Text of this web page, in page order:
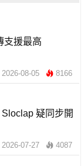
支援最高
2026-08-05 8166
疑同步開
2026-07-27 4087